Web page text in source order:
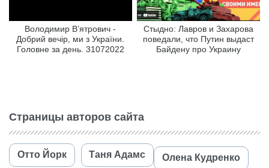
Володимир В’ятрович -
Добрий вечір, ми з України.
Головне за день. 31072022
Стыдно: Лавров и Захарова
поведали, что Путин выдаст
Байдену про Украину
Страницы авторов сайта
Отто Йорк Таня Адамс Олена Кудренко